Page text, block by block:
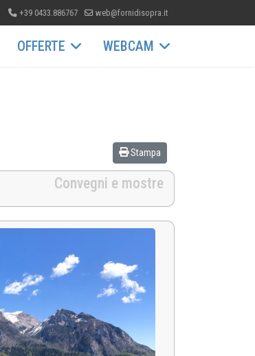
+39 0433.886767 web@fornidisopra.it
OFFERTE WEBCAM
Stampa
Convegni e mostre